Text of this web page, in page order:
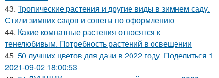
43. Тропические растения и другие виды в зимнем саду.
Стили зимних садов и советы по оформлению
44. Какие комнатные растения относятся к
тенелюбивым. Потребность растений в освещении
45. 50 лучших цветов для дачи в 2022 году. Поделиться 1
2021-09-02 18:00:53